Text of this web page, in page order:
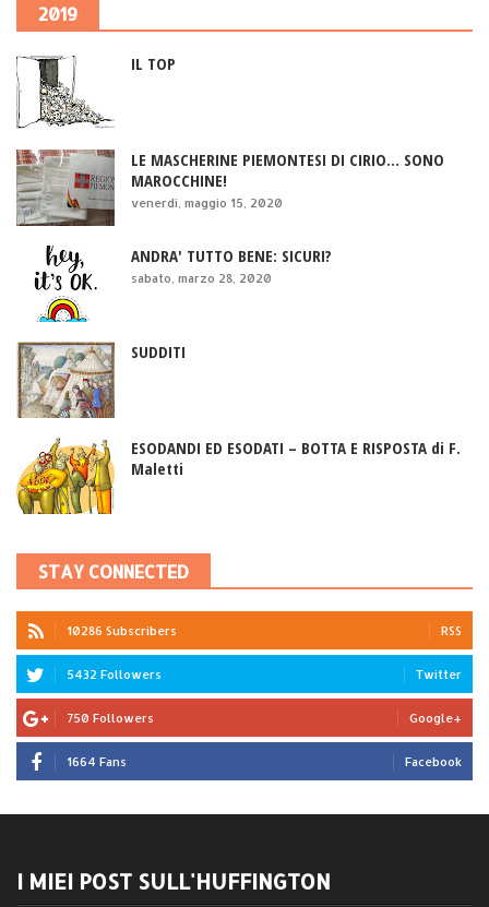
2019
IL TOP
LE MASCHERINE PIEMONTESI DI CIRIO... SONO
MAROCCHINE!
venerdì, maggio 15, 2020
ANDRA' TUTTO BENE: SICURI?
sabato, marzo 28, 2020
SUDDITI
ESODANDI ED ESODATI – BOTTA E RISPOSTA di F.
Maletti
STAY CONNECTED
10286 Subscribers RSS
5432 Followers Twitter
750 Followers Google+
1664 Fans Facebook
I MIEI POST SULL'HUFFINGTON